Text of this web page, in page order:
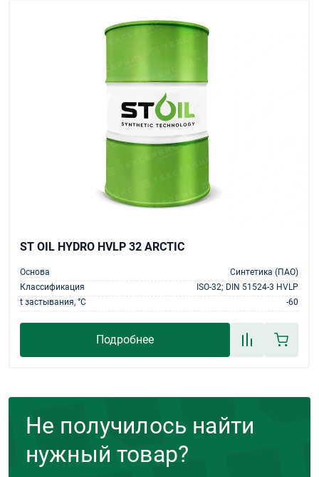
ST OIL HYDRO HVLP 32 ARCTIC
Основа
Синтетика (ПАО)
Классификация
ISO-32; DIN 51524-3 HVLP
t застывания, °С
-60
Подробнее
Не получилось найти
нужный товар?